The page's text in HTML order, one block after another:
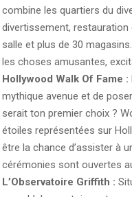
combine les quartiers du
divertissement, restauration
salle et plus de 30
les choses amusantes,
Hollywood Walk Of Fame :
mythique avenue et de
serait ton premier choix ?
étoiles représentées sur
être la chance d’assister à
cérémonies sont ouvertes
L’Observatoire Griffith :